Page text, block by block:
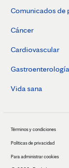
Comunicados de
Cáncer
Cardiovascular
Gastroenterología
Vida sana
Términos y condiciones
Políticas de privacidad
Para administrar cookies